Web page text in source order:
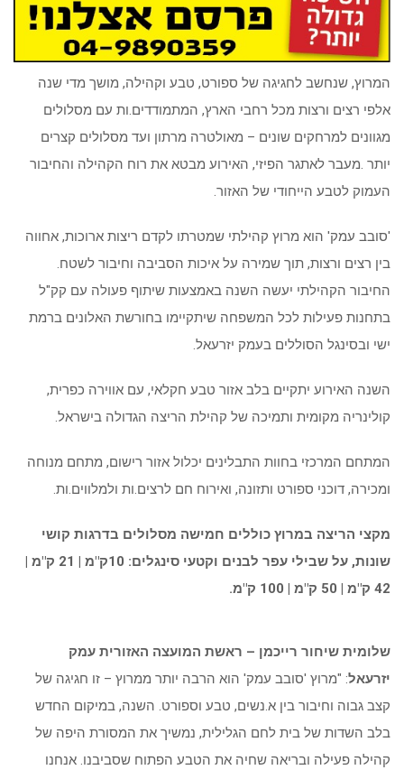
המרוץ, שנחשב לחגיגה של ספורט, טבע וקהילה, מושך מדי שנה
אלפי רצים ורצות מכל רחבי הארץ, המתמודדים.ות עם מסלולים
מגוונים למרחקים שונים – מאולטרה מרתון ועד מסלולים קצרים
יותר .מעבר לאתגר הפיזי, האירוע מבטא את רוח הקהילה והחיבור
העמוק לטבע הייחודי של האזור.
'סובב עמק' הוא מרוץ קהילתי שמטרתו לקדם ריצות ארוכות, אחווה
בין רצים ורצות, תוך שמירה על איכות הסביבה וחיבור לשטח.
החיבור הקהילתי יעשה השנה באמצעות שיתוף פעולה עם קק"ל
בתחנות פעילות לכל המשפחה שיתקיימו בחורשת האלונים ברמת
ישי ובסינגל הסוללים בעמק יזרעאל.
השנה האירוע יתקיים בלב אזור טבע חקלאי, עם אווירה כפרית,
קולינריה מקומית ותמיכה של קהילת הריצה הגדולה בישראל.
המתחם המרכזי בחוות התבלינים יכלול אזור רישום, מתחם מנוחה
ומכירה, דוכני ספורט ותזונה, ואירוח חם לרצים.ות ולמלווים.ות.
מקצי הריצה במרוץ כוללים חמישה מסלולים בדרגות קושי
שונות, על שבילי עפר לבנים וקטעי סינגלים: 10
ק"מ | 21 ק"מ |
42 ק"מ | 50 ק"מ | 100 ק"מ.
שלומית שיחור רייכמן – ראשת המועצה האזורית עמק
יזרעאל: "מרוץ 'סובב עמק' הוא הרבה יותר ממרוץ – זו חגיגה של
קצב גבוה וחיבור בין א.נשים, טבע וספורט. השנה, במיקום החדש
בלב השדות של בית לחם הגלילית, נמשיך את המסורת היפה של
קהילה פעילה ובריאה שחיה את הטבע הפתוח שסביבנו. אנחנו